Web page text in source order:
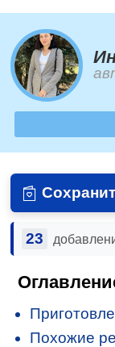
23
Похожие